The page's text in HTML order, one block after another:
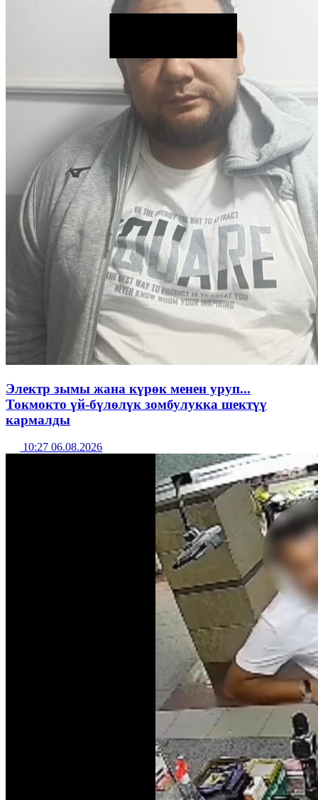
Электр зымы жана күрөк менен уруп...
Токмокто үй-бүлөлүк зомбулукка шектүү
кармалды
10:27 06.08.2026